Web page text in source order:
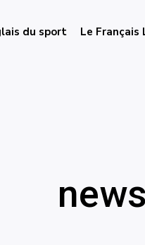
du sport Le Français
news